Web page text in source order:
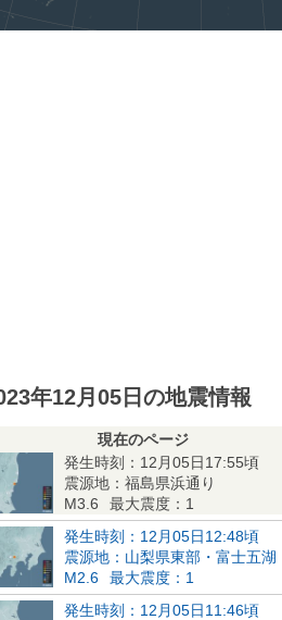
年12月05日の地震情報
現在のページ
発生時刻：12月05日17:55頃
震源地：福島県浜通り
M3.6
最大震度：1
発生時刻：12月05日12:48頃
震源地：山梨県東部・富士五湖
M2.6
最大震度：1
発生時刻：12月05日11:46頃